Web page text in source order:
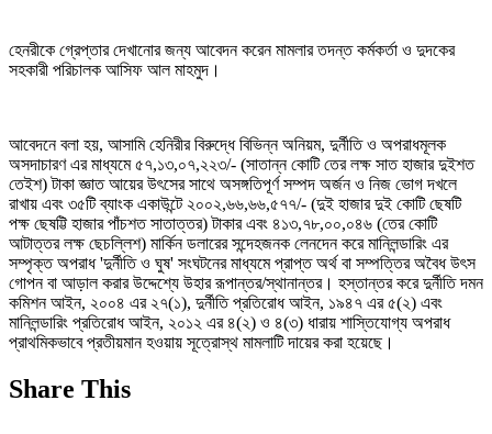
হেনরীকে গ্রেপ্তার দেখানোর জন্য আবেদন করেন মামলার তদন্ত কর্মকর্তা ও দুদকের
সহকারী পরিচালক আসিফ আল মাহমুদ।
আবেদনে বলা হয়, আসামি হেনিরীর বিরুদ্ধে বিভিন্ন অনিয়ম, দুর্নীতি ও অপরাধমূলক
অসদাচারণ এর মাধ্যমে ৫৭,১৩,০৭,২২৩/- (সাতান্ন কোটি তের লক্ষ সাত হাজার দুইশত
তেইশ) টাকা জ্ঞাত আয়ের উৎসের সাথে অসঙ্গতিপূর্ণ সম্পদ অর্জন ও নিজ ভোগ দখলে
রাখায় এবং ৩৫টি ব্যাংক একাউন্টে ২০০২,৬৬,৬৬,৫৭৭/- (দুই হাজার দুই কোটি ছেষটি
পক্ষ ছেষট্টি হাজার পাঁচশত সাতাত্তর) টাকার এবং ৪১৩,৭৮,০০,০৪৬ (তের কোটি
আটাত্তর লক্ষ ছেচল্লিশ) মার্কিন ডলারের সন্দেহজনক লেনদেন করে মানিলন্ডারিং এর
সম্পৃক্ত অপরাধ 'দুর্নীতি ও ঘুষ' সংঘটনের মাধ্যমে প্রাপ্ত অর্থ বা সম্পত্তির অবৈধ উৎস
গোপন বা আড়াল করার উদ্দেশ্যে উহার রূপান্তর/স্থানান্তর। হস্তান্তর করে দুর্নীতি দমন
কমিশন আইন, ২০০৪ এর ২৭(১), দুর্নীতি প্রতিরোধ আইন, ১৯৪৭ এর ৫(২) এবং
মানিলন্ডারিং প্রতিরোধ আইন, ২০১২ এর ৪(২) ও ৪(৩) ধারায় শাস্তিযোগ্য অপরাধ
প্রাথমিকভাবে প্রতীয়মান হওয়ায় সূত্রোস্থ মামলাটি দায়ের করা হয়েছে।
Share This